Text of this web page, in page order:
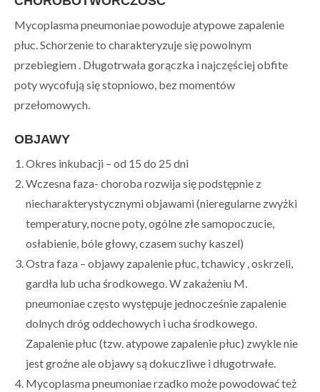
Mycoplasma pneumoniae powoduje atypowe zapalenie
płuc. Schorzenie to charakteryzuje się powolnym
przebiegiem . Długotrwała gorączka i najczęściej obfite
poty wycofują się stopniowo, bez momentów
przełomowych.
OBJAWY
Okres inkubacji – od 15 do 25 dni
Wczesna faza- choroba rozwija się podstępnie z
niecharakterystycznymi objawami (nieregularne zwyżki
temperatury, nocne poty, ogólne złe samopoczucie,
osłabienie, bóle głowy, czasem suchy kaszel)
Ostra faza – objawy zapalenie płuc, tchawicy , oskrzeli,
gardła lub ucha środkowego. W zakażeniu M.
pneumoniae często występuje jednocześnie zapalenie
dolnych dróg oddechowych i ucha środkowego.
Zapalenie płuc (tzw. atypowe zapalenie płuc) zwykle nie
jest groźne ale objawy są dokuczliwe i długotrwałe.
Mycoplasma pneumoniae rzadko może powodować też